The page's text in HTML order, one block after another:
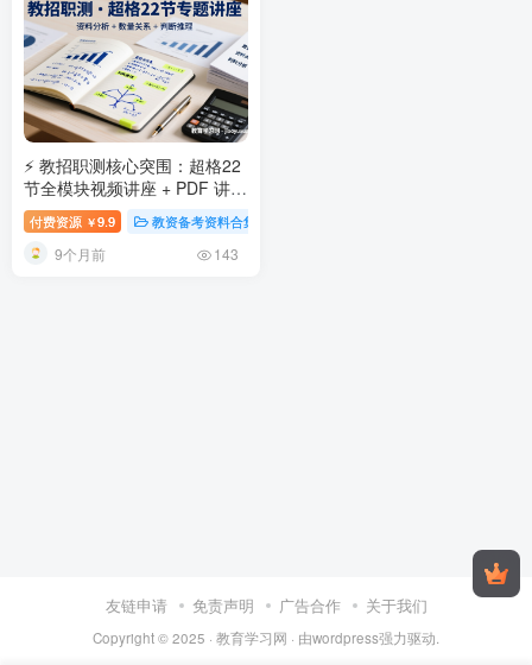
⚡ 教招职测核心突围：超格22
节全模块视频讲座 + PDF 讲
义，一次打通资料分析·数量关
系·判断推理超格教招职测 22
节视频 + 讲义 全面提升职业能
付费资源 ￥9.9 教资备考资料合集
9个月前 143
友链申请 免责声明 广告合作 关于我们
Copyright © 2025 · 教育学习网 · 由wordpress强力驱动.